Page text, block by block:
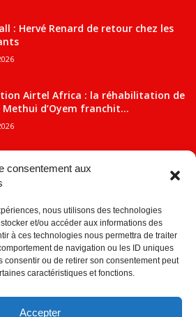
consentement aux
nous utilisons des technologies
et/ou accéder aux informations des
à ces technologies nous permettra de traiter
de navigation ou les ID uniques
consentir ou de retirer son consentement peut
caractéristiques et fonctions.
Accepter
: Hervé Renard de retour chez les
Airtel Africa : la réhabilitation de
Methui d’Oyem franchit...
2091
1840
859